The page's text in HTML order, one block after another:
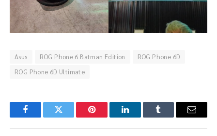
Asus ROG Phone 6 Batman Edition
ROG Phone 6D
ROG Phone 6D Ultimate
FacebookTwitter Pinterest LinkedInTumblr Email